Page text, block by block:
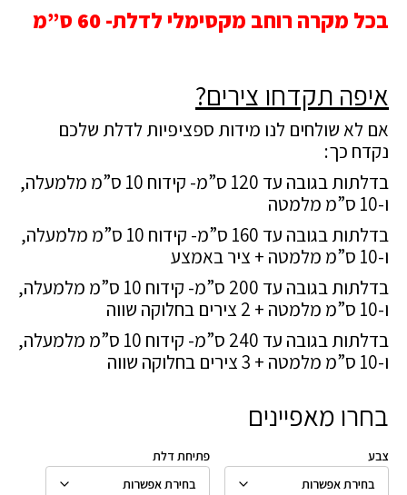
בכל מקרה רוחב מקסימלי לדלת- 60 ס”מ
איפה תקדחו צירים?
אם לא שולחים לנו מידות ספציפיות לדלת שלכם
נקדח כך:
בדלתות בגובה עד 120 ס”מ- קידוח 10 ס”מ מלמעלה,
ו-10 ס”מ מלמטה
בדלתות בגובה עד 160 ס”מ- קידוח 10 ס”מ מלמעלה,
ו-10 ס”מ מלמטה + ציר באמצע
בדלתות בגובה עד 200 ס”מ- קידוח 10 ס”מ מלמעלה,
ו-10 ס”מ מלמטה + 2 צירים בחלוקה שווה
בדלתות בגובה עד 240 ס”מ- קידוח 10 ס”מ מלמעלה,
ו-10 ס”מ מלמטה + 3 צירים בחלוקה שווה
בחרו מאפיינים
צבע פתיחת דלת